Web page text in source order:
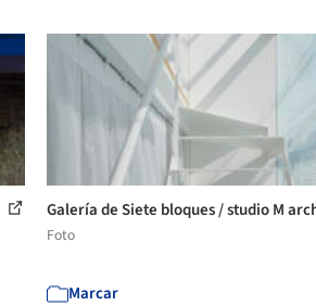
Galería de Siete bloques / studio M
Foto
Marcar